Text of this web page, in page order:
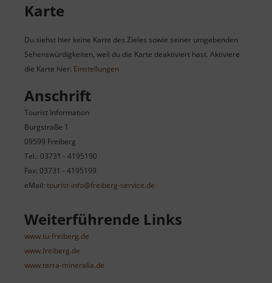
Karte
Du siehst hier keine Karte des Zieles sowie seiner umgebenden
Sehenswürdigkeiten, weil du die Karte deaktiviert hast. Aktiviere
die Karte hier: Einstellungen
Anschrift
Tourist Information
Burgstraße 1
09599 Freiberg
Tel.: 03731 - 4195190
Fax: 03731 - 4195199
eMail: tourist-info@freiberg-service.de
Weiterführende Links
www.tu-freiberg.de
www.freiberg.de
www.terra-mineralia.de